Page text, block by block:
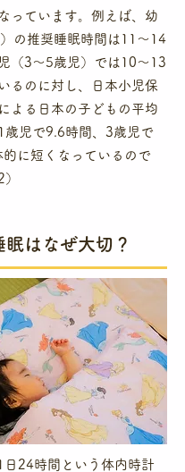
っています。例えば、幼
の推奨睡眠時間は11～14
（3～5歳児）では10～13
るのに対し、日本小児保
よる日本の子どもの平均
歳児で9.6時間、3歳児で
に短くなっているので
眠はなぜ大切？
日24時間という体内時計